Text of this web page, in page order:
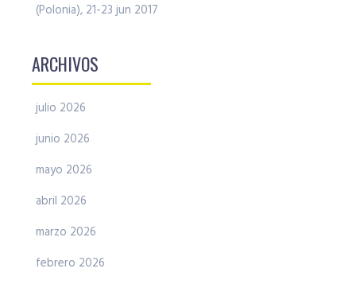
(Polonia), 21-23 jun 2017
ARCHIVOS
julio 2026
junio 2026
mayo 2026
abril 2026
marzo 2026
febrero 2026